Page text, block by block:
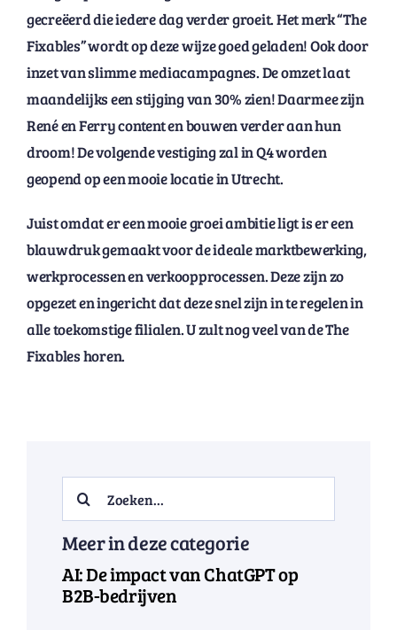
gecreëerd die iedere dag verder groeit. Het merk “The
Fixables” wordt op deze wijze goed geladen! Ook door
inzet van slimme mediacampagnes. De omzet laat
maandelijks een stijging van 30% zien! Daarmee zijn
René en Ferry content en bouwen verder aan hun
droom! De volgende vestiging zal in Q4 worden
geopend op een mooie locatie in Utrecht.
Juist omdat er een mooie groei ambitie ligt is er een
blauwdruk gemaakt voor de ideale marktbewerking,
werkprocessen en verkoopprocessen. Deze zijn zo
opgezet en ingericht dat deze snel zijn in te regelen in
alle toekomstige filialen. U zult nog veel van de The
Fixables horen.
Search
for:
Meer in deze categorie
AI: De impact van ChatGPT op
B2B-bedrijven